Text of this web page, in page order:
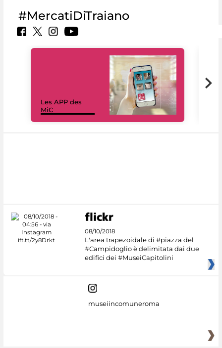
#MercatiDiTraiano
Les APP des
MiC
08/10/2018
L'area trapezoidale di #piazza del
#Campidoglio è delimitata dai due
edifici dei #MuseiCapitolini
museiincomuneroma